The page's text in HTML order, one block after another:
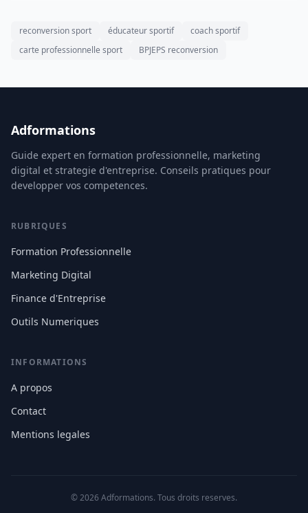
reconversion sport éducateur sportif
coach sportif
carte professionnelle sport
BPJEPS reconversion
Adformations
Guide expert en formation professionnelle, marketing
digital et strategie d'entreprise. Conseils pratiques pour
developper vos competences.
RUBRIQUES
Formation Professionnelle
Marketing Digital
Finance d'Entreprise
Outils Numeriques
INFORMATIONS
A propos
Contact
Mentions legales
© 2026 Adformations. Tous droits reserves.